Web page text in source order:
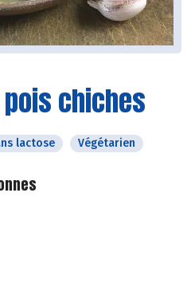
chiches
lactose Végétarien